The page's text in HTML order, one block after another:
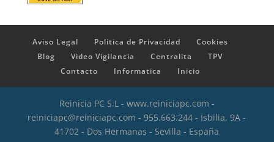
Aviso Legal Politica de Privacidad
Cookies
Blog
Video Vigilancia Centralita
TPV
Contacto
Informatica Inicio
Reinicia PC S.L - www.reiniciapc.com -
reiniciapc@reiniciapc.com - 955.663.244 - Isbilia, 9A -
41702 - Dos Hermanas - Sevilla - España